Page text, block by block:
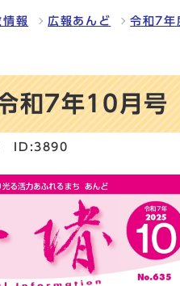
情報 広報あんど 令和7年
和7年10月号
ID:3890